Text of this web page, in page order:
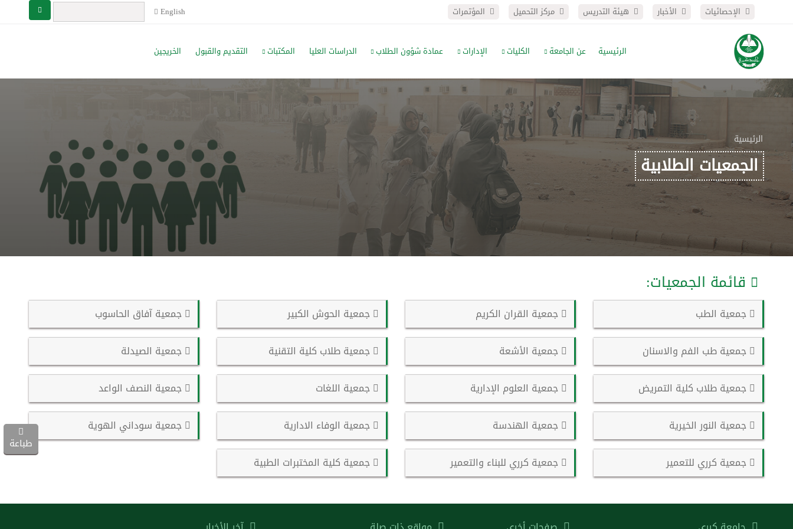
الإحصائيات الأخبار هيئة التدريس مركز التحميل المؤتمرات English
الرئيسية عن الجامعة الكليات الإدارات عمادة شؤون الطلاب الدراسات العليا المكتبات التقديم والقبول الخريجين
طباعة
الرئيسية
الجمعيات الطلابية
قائمة الجمعيات:
جمعية الطب جمعية القران الكريم جمعية الحوش الكبير جمعية آفاق الحاسوب
جمعية طب الفم والاسنان جمعية الأشعة جمعية طلاب كلية التقنية جمعية الصيدلة
جمعية طلاب كلية التمريض جمعية العلوم الإدارية جمعية اللغات جمعية النصف الواعد
جمعية النور الخيرية جمعية الهندسة جمعية الوفاء الادارية جمعية سوداني الهوية
جمعية كرري للتعمير جمعية كرري للبناء والتعمير جمعية كلية المختبرات الطبية